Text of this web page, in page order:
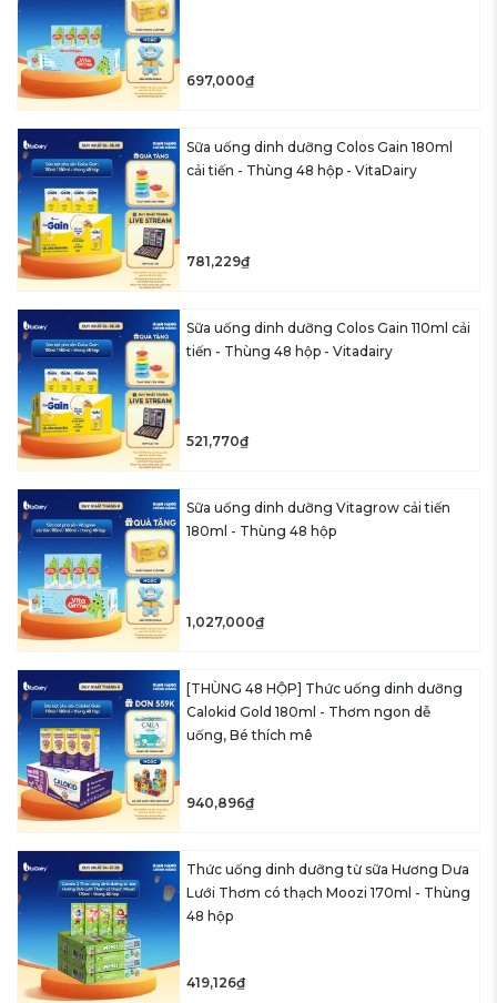
697,000₫
Sữa uống dinh dưỡng Colos Gain 180ml
cải tiến - Thùng 48 hộp - VitaDairy
781,229₫
Sữa uống dinh dưỡng Colos Gain 110ml cải
tiến - Thùng 48 hộp - Vitadairy
521,770₫
Sữa uống dinh dưỡng Vitagrow cải tiến
180ml - Thùng 48 hộp
1,027,000₫
[THÙNG 48 HỘP] Thức uống dinh dưỡng
Calokid Gold 180ml - Thơm ngon dễ
uống, Bé thích mê
940,896₫
Thức uống dinh dưỡng từ sữa Hương Dưa
Lưới Thơm có thạch Moozi 170ml - Thùng
48 hộp
419,126₫